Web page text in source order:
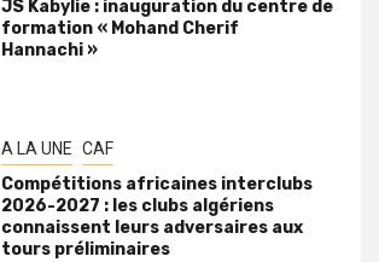
JS Kabylie : inauguration du centre de
formation « Mohand Cherif
Hannachi »
A LA UNE CAF
Compétitions africaines interclubs
2026-2027 : les clubs algériens
connaissent leurs adversaires aux
tours préliminaires